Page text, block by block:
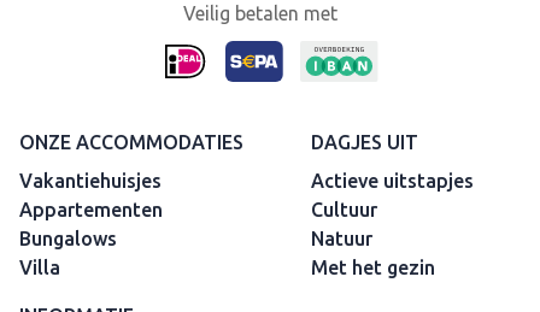
Veilig betalen met
ONZE ACCOMMODATIES
Vakantiehuisjes
Appartementen
Bungalows
Villa
DAGJES UIT
Actieve uitstapjes
Cultuur
Natuur
Met het gezin